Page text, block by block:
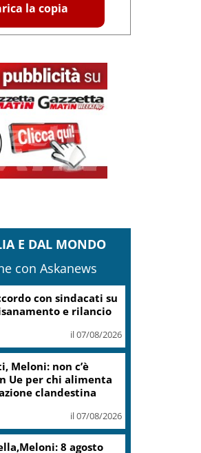
la copia
E DAL MONDO
con Askanews
con sindacati su
e rilancio
il 07/08/2026
Meloni: non c’è
Ue per chi alimenta
clandestina
il 07/08/2026
8 agosto